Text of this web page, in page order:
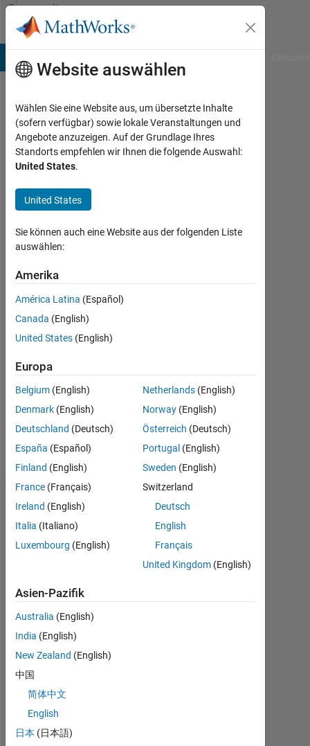
Weiter zum Inhalt
Community
Profile
Divya
Gaddipati
MathWorks
seit
2019
Followers:
Following:
0
Follow
I
Application
Software
Engineer
Mathworks
India.
My
main
areas
are
Processing,
Computer
Vision,
Learning,
and
Deep
Mehr
anzeigen
Empfehlungen
Please
login
this
person
in
a
skill
Website auswählen
Wählen Sie eine Website aus, um übersetzte Inhalte
(sofern verfügbar) sowie lokale Veranstaltungen und
Angebote anzuzeigen. Auf der Grundlage Ihres
Standorts empfehlen wir Ihnen die folgende Auswahl:
United States.
United States
Sie können auch eine Website aus der folgenden Liste
auswählen:
Amerika
América Latina (Español)
Canada (English)
United States (English)
Europa
Belgium (English)
Denmark (English)
Deutschland (Deutsch)
España (Español)
Finland (English)
France (Français)
Ireland (English)
Italia (Italiano)
Luxembourg (English)
Netherlands (English)
Norway (English)
Österreich (Deutsch)
Portugal (English)
Sweden (English)
Switzerland
Deutsch
English
Français
United Kingdom (English)
Asien-Pazifik
Australia (English)
India (English)
New Zealand (English)
中国
简体中文
English
日本 (日本語)